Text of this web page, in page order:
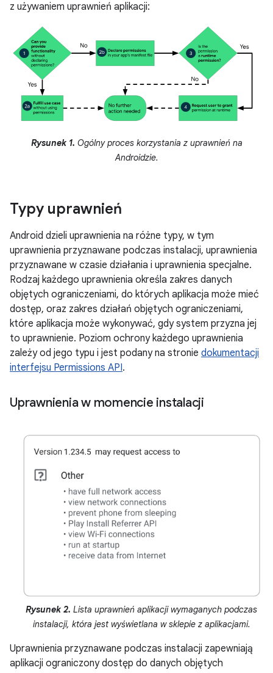
z używaniem uprawnień aplikacji:
Rysunek 1. Ogólny proces korzystania z uprawnień na
Androidzie.
Typy uprawnień
Android dzieli uprawnienia na różne typy, w tym
uprawnienia przyznawane podczas instalacji, uprawnienia
przyznawane w czasie działania i uprawnienia specjalne.
Rodzaj każdego uprawnienia określa zakres danych
objętych ograniczeniami, do których aplikacja może mieć
dostęp, oraz zakres działań objętych ograniczeniami,
które aplikacja może wykonywać, gdy system przyzna jej
to uprawnienie. Poziom ochrony każdego uprawnienia
zależy od jego typu i jest podany na stronie dokumentacji
interfejsu Permissions API.
Uprawnienia w momencie instalacji
Rysunek 2. Lista uprawnień aplikacji wymaganych podczas
instalacji, która jest wyświetlana w sklepie z aplikacjami.
Uprawnienia przyznawane podczas instalacji zapewniają
aplikacji ograniczony dostęp do danych objętych